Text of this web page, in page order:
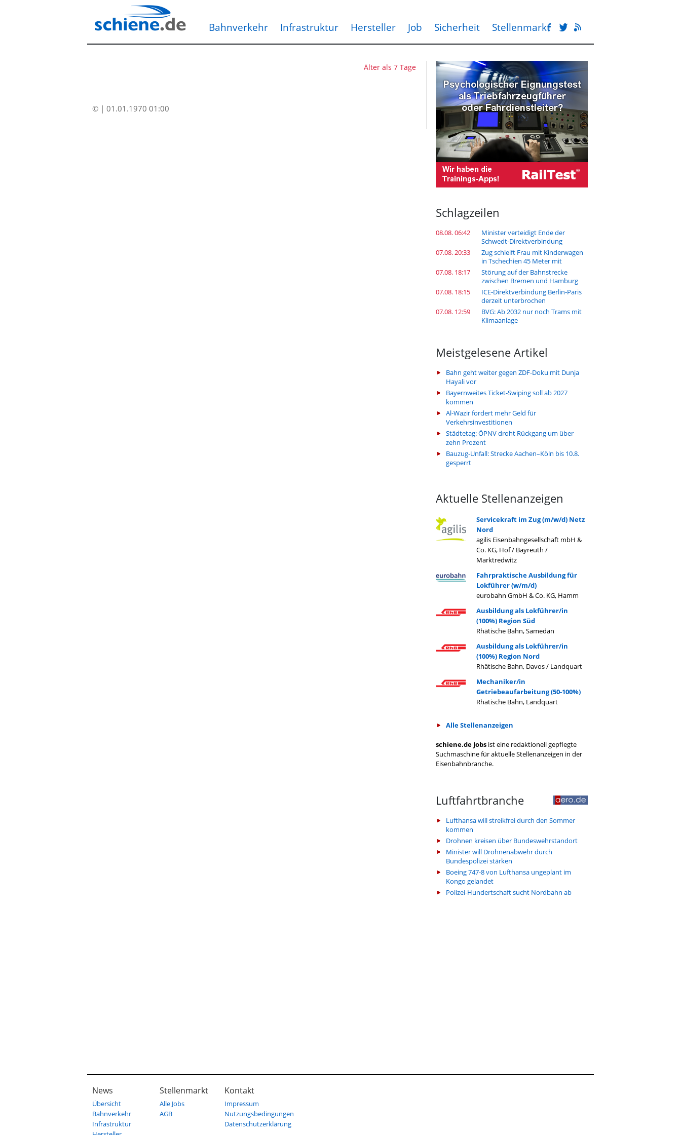
Bahnverkehr Infrastruktur Hersteller Job Sicherheit Stellenmarkt
Älter als 7 Tage
© | 01.01.1970 01:00
Schlagzeilen
08.08. 06:42
Minister verteidigt Ende der
Schwedt-Direktverbindung
07.08. 20:33
Zug schleift Frau mit Kinderwagen
in Tschechien 45 Meter mit
07.08. 18:17
Störung auf der Bahnstrecke
zwischen Bremen und Hamburg
07.08. 18:15
ICE-Direktverbindung Berlin-Paris
derzeit unterbrochen
07.08. 12:59
BVG: Ab 2032 nur noch Trams mit
Klimaanlage
Meistgelesene Artikel
Bahn geht weiter gegen ZDF-Doku mit Dunja
Hayali vor
Bayernweites Ticket-Swiping soll ab 2027
kommen
Al-Wazir fordert mehr Geld für
Verkehrsinvestitionen
Städtetag: ÖPNV droht Rückgang um über
zehn Prozent
Bauzug-Unfall: Strecke Aachen–Köln bis 10.8.
gesperrt
Aktuelle Stellenanzeigen
Servicekraft im Zug (m/w/d) Netz
Nord
agilis Eisenbahngesellschaft mbH &
Co. KG, Hof / Bayreuth /
Marktredwitz
Fahrpraktische Ausbildung für
Lokführer (w/m/d)
eurobahn GmbH & Co. KG, Hamm
Ausbildung als Lokführer/in
(100%) Region Süd
Rhätische Bahn, Samedan
Ausbildung als Lokführer/in
(100%) Region Nord
Rhätische Bahn, Davos / Landquart
Mechaniker/in
Getriebeaufarbeitung (50-100%)
Rhätische Bahn, Landquart
Alle Stellenanzeigen
schiene.de Jobs ist eine redaktionell gepflegte
Suchmaschine für aktuelle Stellenanzeigen in der
Eisenbahnbranche.
Luftfahrtbranche
Lufthansa will streikfrei durch den Sommer
kommen
Drohnen kreisen über Bundeswehrstandort
Minister will Drohnenabwehr durch
Bundespolizei stärken
Boeing 747-8 von Lufthansa ungeplant im
Kongo gelandet
Polizei-Hundertschaft sucht Nordbahn ab
News
Übersicht
Bahnverkehr
Infrastruktur
Stellenmarkt
Alle Jobs
AGB
Kontakt
Impressum
Nutzungsbedingungen
Datenschutzerklärung